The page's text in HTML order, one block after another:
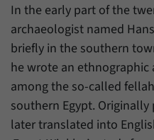
In the early part of the
archaeologist named
briefly in the southern
he wrote an
among the so-called
southern Egypt.
later translated into